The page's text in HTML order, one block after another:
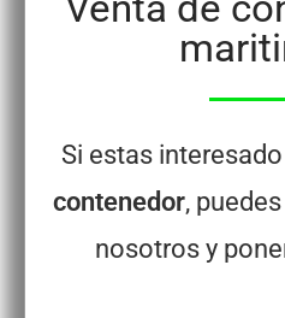
Si estas
contenedor,
nosotros y